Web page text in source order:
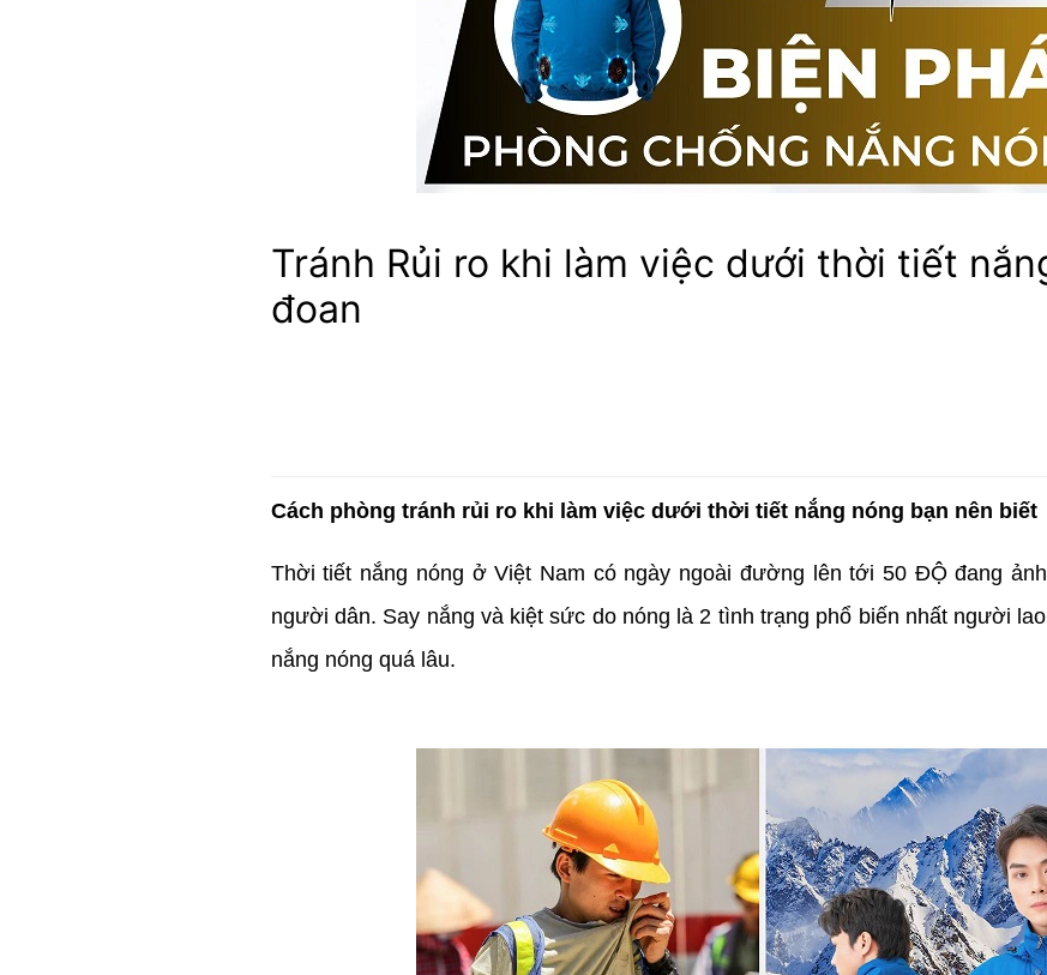
Tránh Rủi ro khi làm việc dưới thời tiết
đoan
Cách phòng tránh rủi ro khi làm việc dưới thời tiết nắng nóng bạn nên biết
Thời tiết nắng nóng ở Việt Nam có ngày ngoài đường lên tới 50 ĐỘ đang
người dân. Say nắng và kiệt sức do nóng là 2 tình trạng phổ biến nhất người
nắng nóng quá lâu.